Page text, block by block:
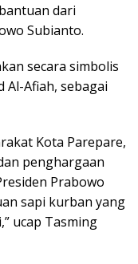
dari
Subianto.
secara simbolis
Al-Afiah, sebagai
Kota Parepare,
penghargaan
Prabowo
sapi kurban yang
ucap Tasming